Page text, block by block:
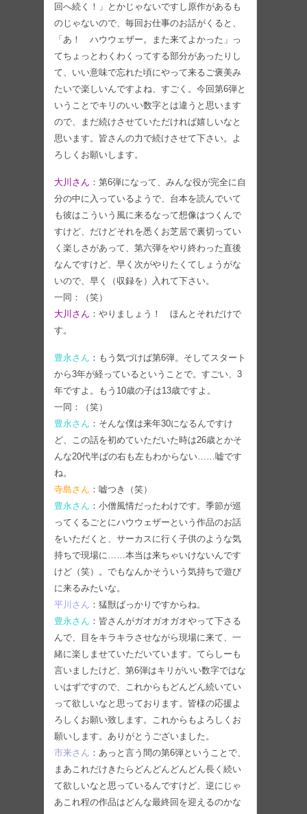
回へ続く！」とかじゃないですし原作があるも
のじゃないので、毎回お仕事のお話がくると、
「あ！ ハウウェザー。また来てよかった」っ
てちょっとわくわくってする部分があったりし
て、いい意味で忘れた頃にやって来るご褒美み
たいで楽しいんですよね、すごく。今回第6弾と
いうことでキリのいい数字とは違うと思います
ので、まだ続けさせていただければ嬉しいなと
思います。皆さんの力で続けさせて下さい。よ
ろしくお願いします。
大川さん ：第6弾になって、みんな役が完全に自
分の中に入っているようで、台本を読んでいて
も彼はこういう風に来るなって想像はつくんで
すけど、だけどそれを悉くお芝居で裏切ってい
く楽しさがあって、第六弾をやり終わった直後
なんですけど、早く次がやりたくてしょうがな
いので、早く（収録を）入れて下さい。
一同：（笑）
大川さん ：やりましょう！ ほんとそれだけで
す。
豊永さん ：もう気づけば第6弾。そしてスタート
から3年が経っているということで。すごい、3
年ですよ。もう10歳の子は13歳ですよ。
一同：（笑）
豊永さん ：そんな僕は来年30になるんですけ
ど、この話を初めていただいた時は26歳とかそ
んな20代半ばの右も左もわからない……嘘です
ね。
寺島さん ：嘘つき（笑）
豊永さん ：小僧風情だったわけです。季節が巡
ってくるごとにハウウェザーという作品のお話
をいただくと、サーカスに行く子供のような気
持ちで現場に……本当は来ちゃいけないんです
けど（笑）。でもなんかそういう気持ちで遊び
に来るみたいな。
平川さん ：猛獣ばっかりですからね。
豊永さん ：皆さんがガオガオガオやって下さる
んで、目をキラキラさせながら現場に来て、一
緒に楽しませていただいています。てらしーも
言いましたけど、第6弾はキリがいい数字ではな
いはずですので、これからもどんどん続いてい
って欲しいなと思っております。皆様の応援よ
ろしくお願い致します。これからもよろしくお
願いします。ありがとうございました。
市来さん ：あっと言う間の第6弾ということで、
まあこれだけきたらどんどんどんどん長く続い
て欲しいなと思っているんですけど、逆にじゃ
あこれ程の作品はどんな最終回を迎えるのかな